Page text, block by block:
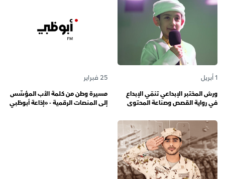
1 أبريل
ورش المختبر الإبداعي تنمّي الإبداع
في رواية القصص وصناعة المحتوى
الصغار
25 فبراير
مسيرة وطن من كلمة الأب المؤسِّس
إلى المنصات الرقمية - «إذاعة أبوظبي